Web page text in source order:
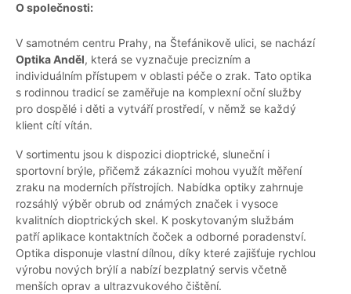
O společnosti:
V samotném centru Prahy, na Štefánikově ulici, se nachází
Optika Anděl, která se vyznačuje precizním a
individuálním přístupem v oblasti péče o zrak. Tato optika
s rodinnou tradicí se zaměřuje na komplexní oční služby
pro dospělé i děti a vytváří prostředí, v němž se každý
klient cítí vítán.
V sortimentu jsou k dispozici dioptrické, sluneční i
sportovní brýle, přičemž zákazníci mohou využít měření
zraku na moderních přístrojích. Nabídka optiky zahrnuje
rozsáhlý výběr obrub od známých značek i vysoce
kvalitních dioptrických skel. K poskytovaným službám
patří aplikace kontaktních čoček a odborné poradenství.
Optika disponuje vlastní dílnou, díky které zajišťuje rychlou
výrobu nových brýlí a nabízí bezplatný servis včetně
menších oprav a ultrazvukového čištění.